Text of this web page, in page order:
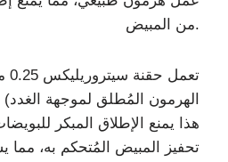
من المبيض.
تحفيز المبيض المُتحكم به، مما